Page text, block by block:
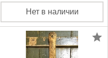
Нет в наличии